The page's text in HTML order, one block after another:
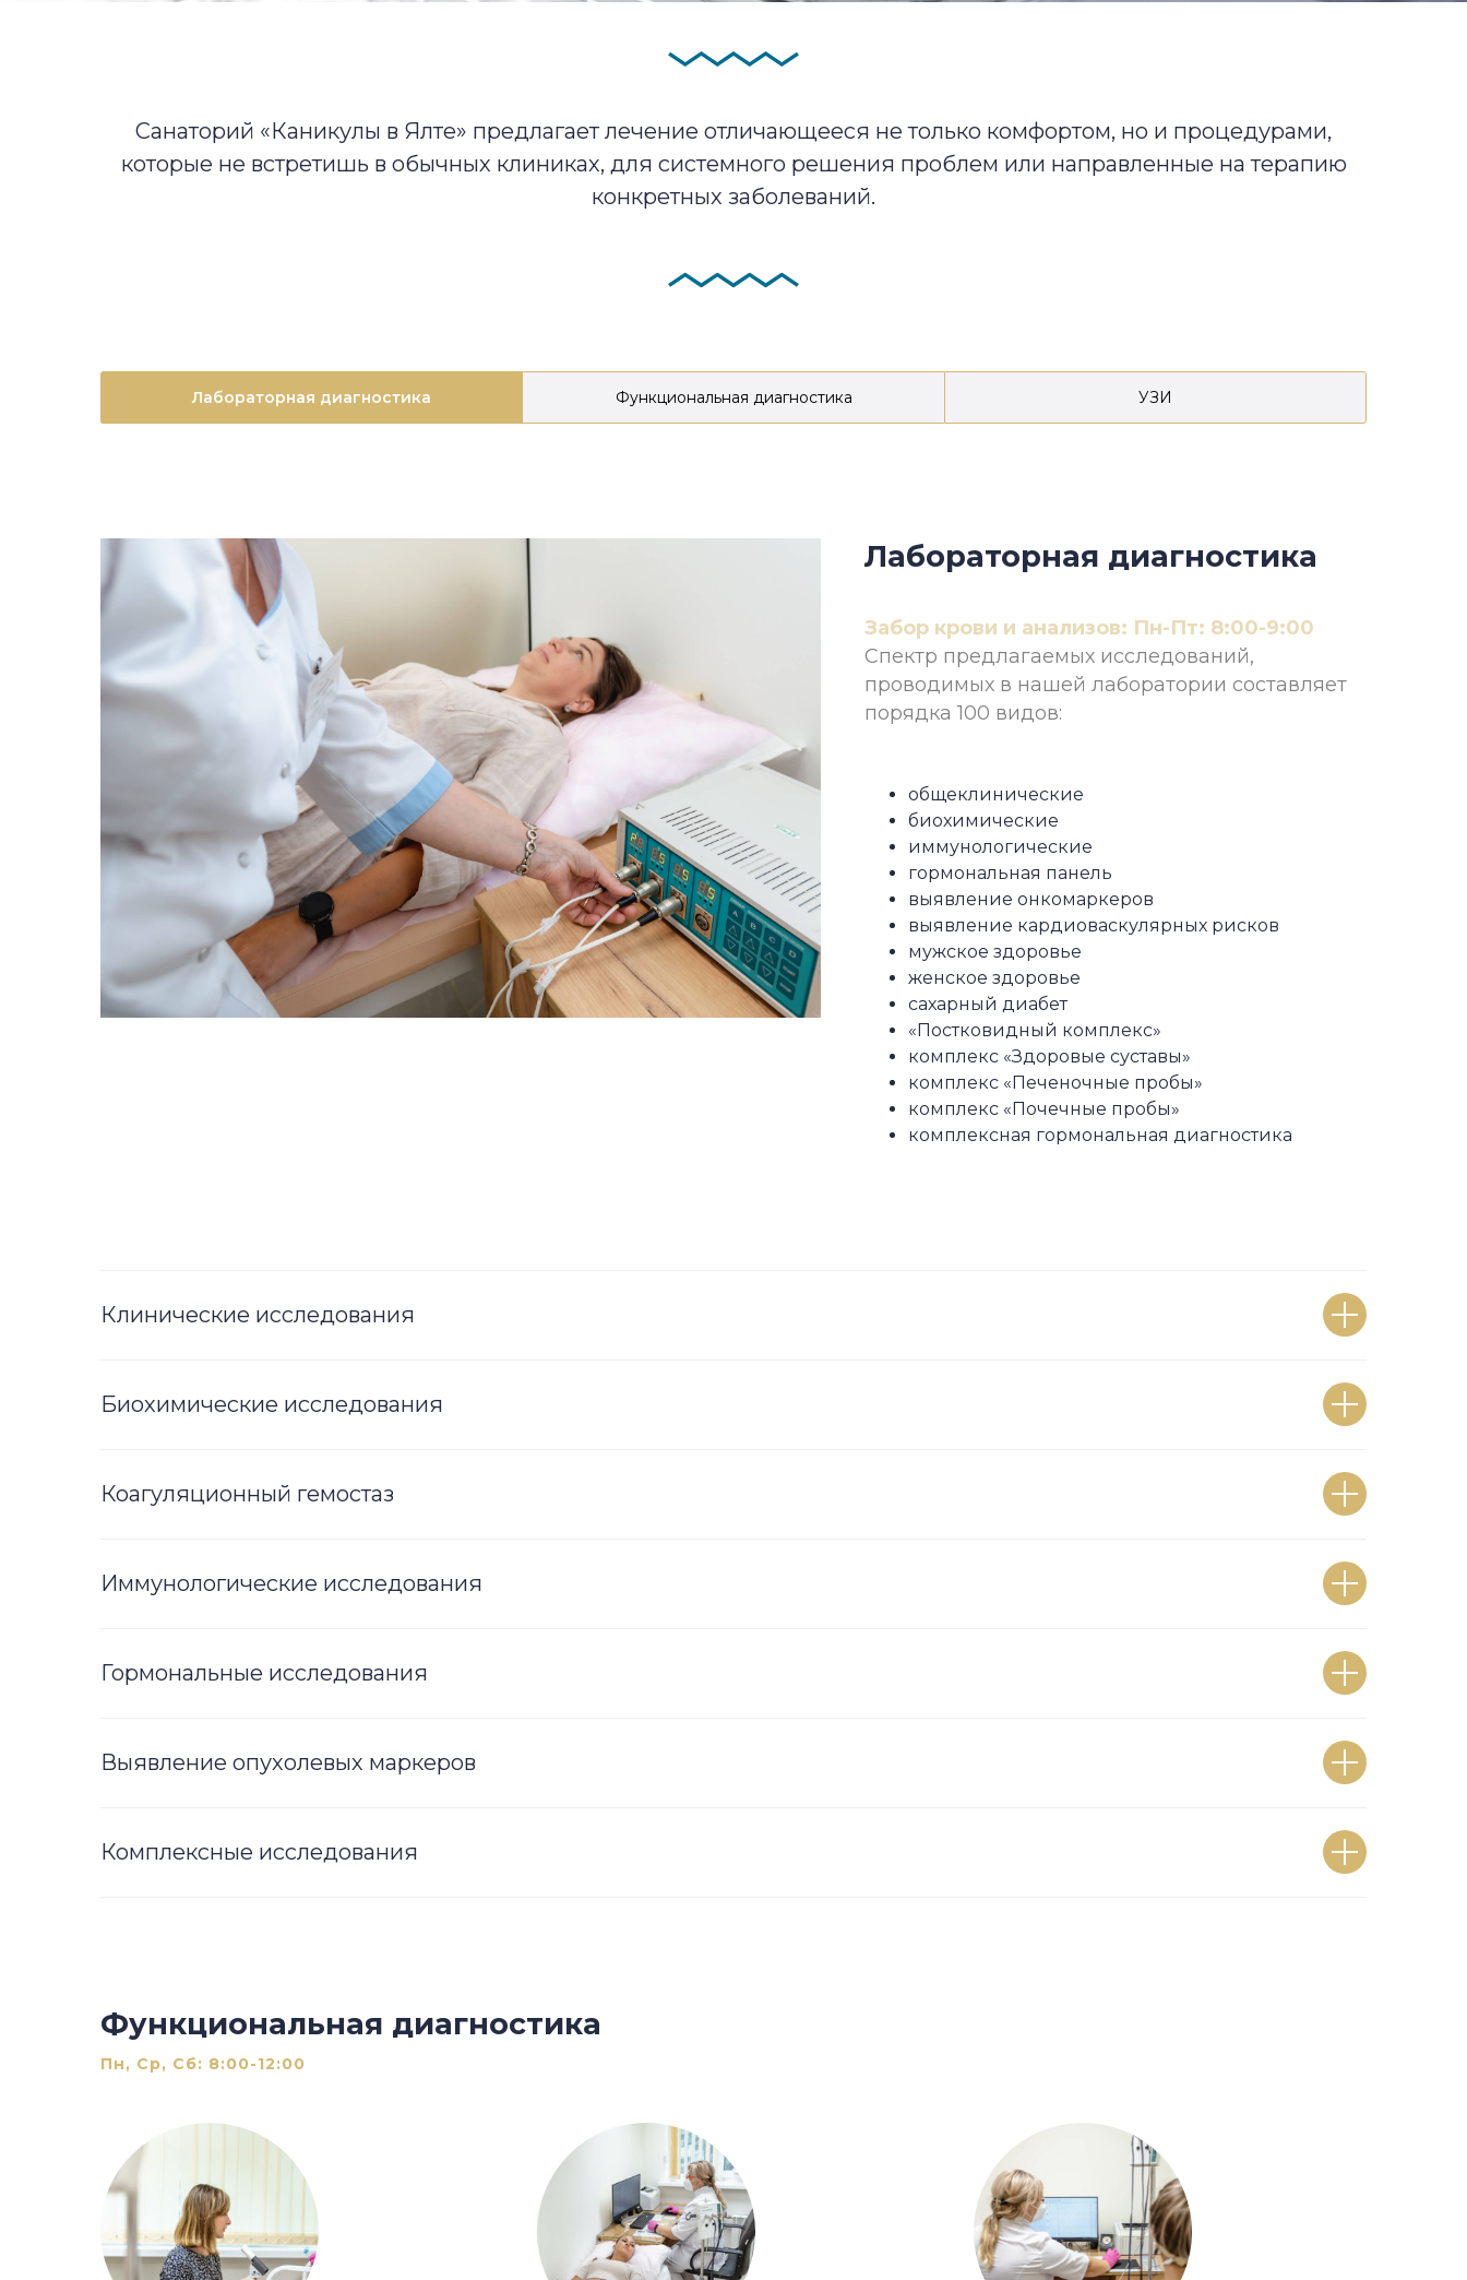
Санаторий «Каникулы в Ялте» предлагает лечение отличающееся не только комфортом, но и процедурами,
которые не встретишь в обычных клиниках, для системного решения проблем или направленные на терапию
конкретных заболеваний.
Лабораторная диагностика Функциональная диагностика УЗИ
Лабораторная диагностика
Забор крови и анализов: Пн-Пт: 8:00-9:00
Спектр предлагаемых исследований,
проводимых в нашей лаборатории составляет
порядка 100 видов:
общеклинические
биохимические
иммунологические
гормональная панель
выявление онкомаркеров
выявление кардиоваскулярных рисков
мужское здоровье
женское здоровье
сахарный диабет
«Постковидный комплекс»
комплекс «Здоровые суставы»
комплекс «Печеночные пробы»
комплекс «Почечные пробы»
комплексная гормональная диагностика
Клинические исследования
Биохимические исследования
Коагуляционный гемостаз
Иммунологические исследования
Гормональные исследования
Выявление опухолевых маркеров
Комплексные исследования
Функциональная диагностика
Пн, Ср, Сб: 8:00-12:00